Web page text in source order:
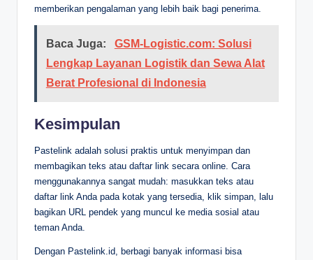
memberikan pengalaman yang lebih baik bagi penerima.
Baca Juga:
GSM-Logistic.com: Solusi
Lengkap Layanan Logistik dan Sewa Alat
Berat Profesional di Indonesia
Kesimpulan
Pastelink adalah solusi praktis untuk menyimpan dan
membagikan teks atau daftar link secara online. Cara
menggunakannya sangat mudah: masukkan teks atau
daftar link Anda pada kotak yang tersedia, klik simpan, lalu
bagikan URL pendek yang muncul ke media sosial atau
teman Anda.
Dengan Pastelink.id, berbagi banyak informasi bisa